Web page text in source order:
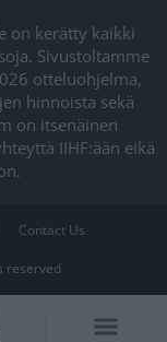
on kerätty kaikki
Sivustoltamme
otteluohjelma,
hinnoista sekä
on itsenäinen
IIHF:ään eikä
Contact Us
reserved